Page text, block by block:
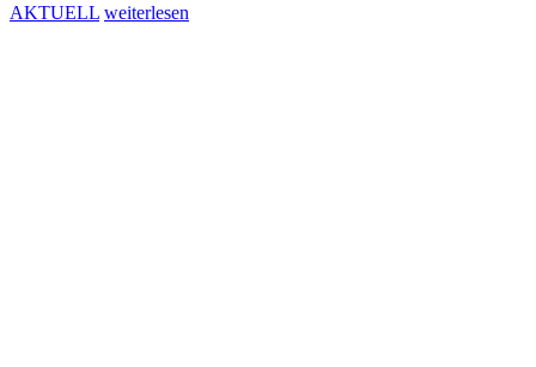
AKTUELL weiterlesen